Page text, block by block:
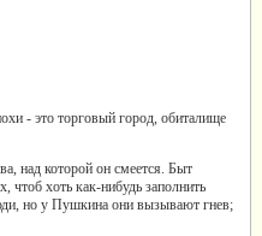
- это торговый город, обиталище
над которой он смеется. Быт
хоть как-нибудь заполнить
но у Пушкина они вызывают гнев;